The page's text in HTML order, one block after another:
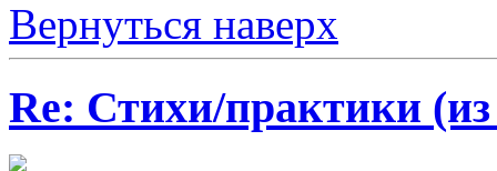
Вернуться наверх
Re: Стихи/практики